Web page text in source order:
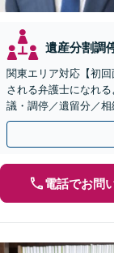
遺産分割調
関東エリア対応【初
される弁護士になれ
議・調停／遺留分／
族との交渉や書面作
電話でお問